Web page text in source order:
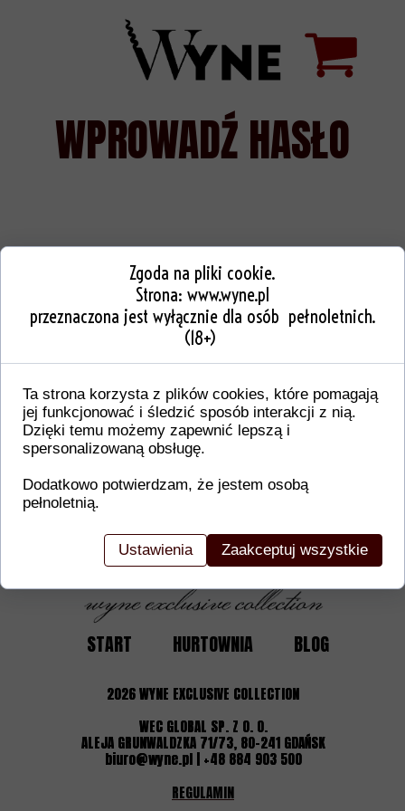
WPROWADŹ HASŁO
Dodatkowe informacje o produkcie
W tej sekcji warto umieścić istotne informacje,
gwarancji, zalecenia dotyczące montażu/
certyfikaty lub nagrody. Dzięki tym danym klienci
START HURTOWNIA BLOG
2026WYNE EXCLUSIVE COLLECTION
WEC GLOBAL SP. Z O. O.
ALEJA GRUNWALDZKA 71/73, 80-241 GDAŃSK
biuro@wyne.pl | +48 884 903 500
REGULAMIN
Zgoda na pliki cookie.
Strona: www.wyne.pl
przeznaczona jest wyłącznie dla osób pełnoletnich.
(18+)
Ta strona korzysta z plików cookies, które pomagają
jej funkcjonować i śledzić sposób interakcji z nią.
Dzięki temu możemy zapewnić lepszą i
spersonalizowaną obsługę.
Dodatkowo potwierdzam, że jestem osobą
pełnoletnią.
Ustawienia Zaakceptuj wszystkie